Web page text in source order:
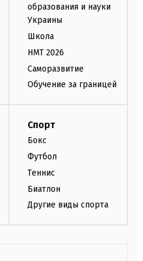
образования и науки
Украины
Школа
НМТ 2026
Саморазвитие
Обучение за границей
Спорт
Бокс
Футбол
Теннис
Биатлон
Другие виды спорта